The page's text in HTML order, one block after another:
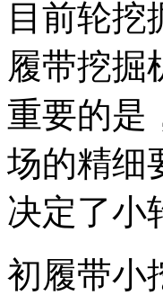
目前轮
履带挖掘
重要的是
场的精细
决定了小
初履带小